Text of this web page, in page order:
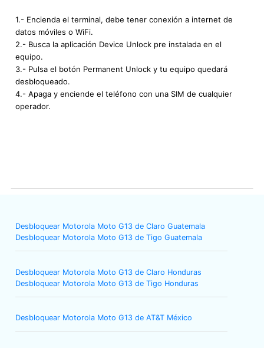
1.- Encienda el terminal, debe tener conexión a internet de
datos móviles o WiFi.
2.- Busca la aplicación Device Unlock pre instalada en el
equipo.
3.- Pulsa el botón Permanent Unlock y tu equipo quedará
desbloqueado.
4.- Apaga y enciende el teléfono con una SIM de cualquier
operador.
Desbloquear Motorola Moto G13 de Claro Guatemala
Desbloquear Motorola Moto G13 de Tigo Guatemala
Desbloquear Motorola Moto G13 de Claro Honduras
Desbloquear Motorola Moto G13 de Tigo Honduras
Desbloquear Motorola Moto G13 de AT&T México